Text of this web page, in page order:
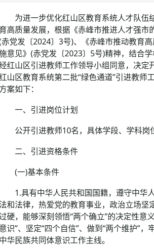
面试补录
历年真题
公务员课程
国企/银行考试
进一步优化红山区教育系统人才队伍
高质量发展，根据《赤峰市推进人才强市
党发〔2024〕3号)、《赤峰市推动教育
意见》(赤党发〔2023〕5号)精神，结合学
红山区引进教师工作领导小组同意，决定
山区教育系统第二批“绿色通道”引进教师
案如下：
、引进岗位计划
开引进教师10名，具体学段、学科岗位
、引进资格条件
一)基本条件
具有中华人民共和国国籍，遵守中华
和法律，热爱党的教育事业，政治立场坚
硬，能够深刻领悟“两个确立”的决定性意
识”、坚定“四个自信”、做到“两个维护”，
华民族共同体意识工作主线。